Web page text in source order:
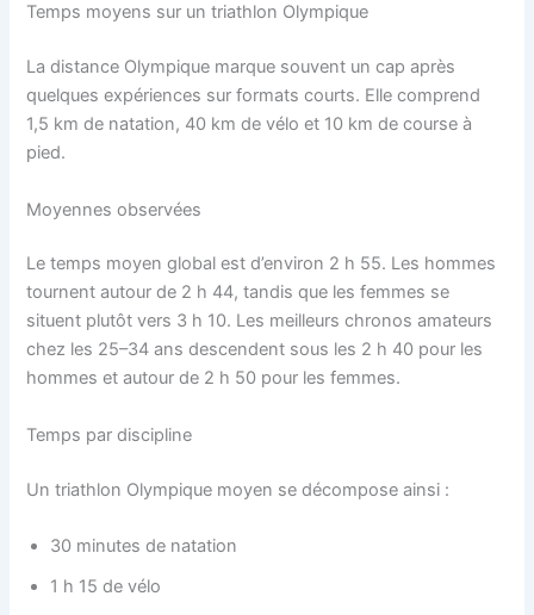
Temps moyens sur un triathlon Olympique
La distance Olympique marque souvent un cap après
quelques expériences sur formats courts. Elle comprend
1,5 km de natation, 40 km de vélo et 10 km de course à
pied.
Moyennes observées
Le temps moyen global est d’environ 2 h 55. Les hommes
tournent autour de 2 h 44, tandis que les femmes se
situent plutôt vers 3 h 10. Les meilleurs chronos amateurs
chez les 25–34 ans descendent sous les 2 h 40 pour les
hommes et autour de 2 h 50 pour les femmes.
Temps par discipline
Un triathlon Olympique moyen se décompose ainsi :
30 minutes de natation
1 h 15 de vélo